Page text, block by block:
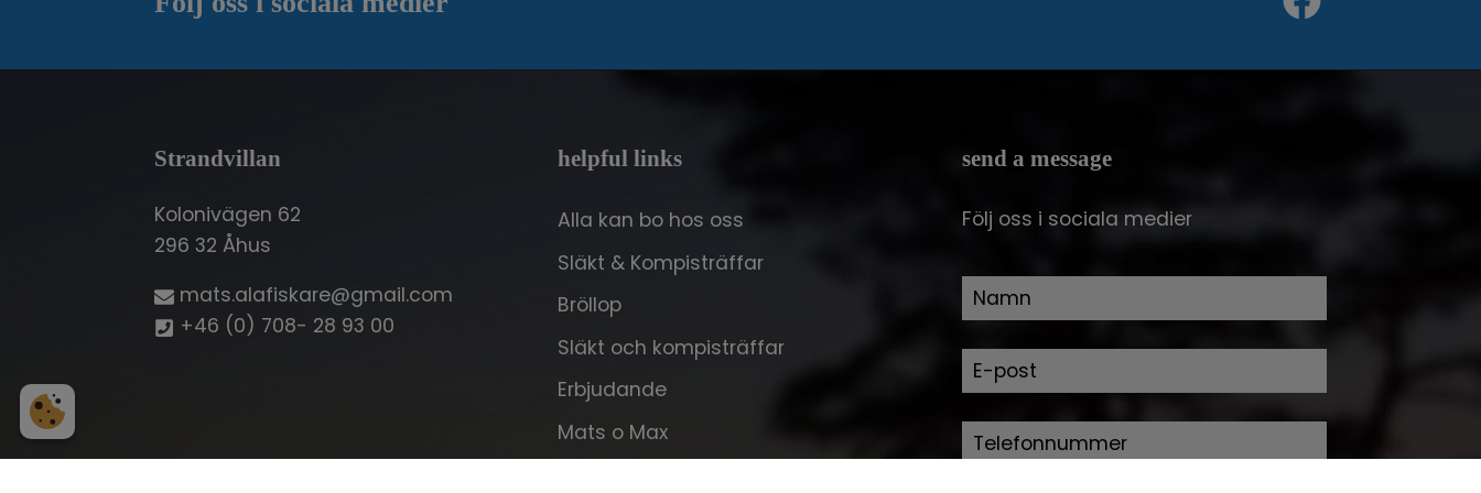
Strandvillan
Kolonivägen 62
296 32 Åhus
mats.alafiskare@gmail.com
+46 (0) 708- 28 93 00
helpful links
Alla kan bo hos oss
Släkt & Kompisträffar
Bröllop
Släkt och kompisträffar
Erbjudande
Mats o Max
send a message
Följ oss i sociala medier